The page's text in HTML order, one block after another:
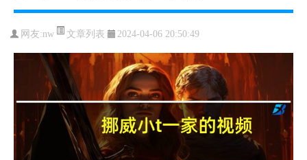
网友:nw 文章列表 2024-04-06 20:50:49